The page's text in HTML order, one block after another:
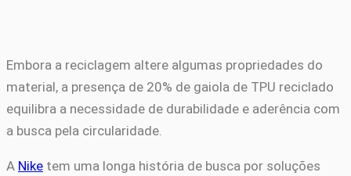
Embora a reciclagem altere algumas propriedades do
material, a presença de 20% de gaiola de TPU reciclado
equilibra a necessidade de durabilidade e aderência com
a busca pela circularidade.
A Nike tem uma longa história de busca por soluções